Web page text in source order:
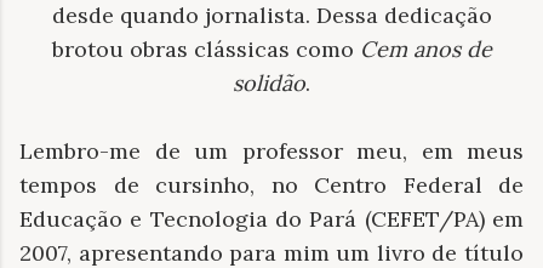
desde quando jornalista. Dessa dedicação
brotou obras clássicas como Cem anos de
solidão.
Lembro-me de um professor meu, em meus
tempos de cursinho, no Centro Federal de
Educação e Tecnologia do Pará (CEFET/PA) em
2007, apresentando para mim um livro de título